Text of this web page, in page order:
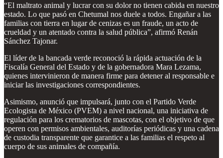
“El maltrato animal y lucrar con su dolor no tienen cabida en nuestro
estado. Lo que pasó en Chetumal nos duele a todos. Engañar a las
familias con tierra en lugar de cenizas es un fraude, un acto de
crueldad y un atentado contra la salud pública”, afirmó Renán
Sánchez Tajonar.
El líder de la bancada verde reconoció la rápida actuación de la
Fiscalía General del Estado y de la gobernadora Mara Lezama,
quienes intervinieron de manera firme para detener al responsable e
iniciar las investigaciones correspondientes.
Asimismo, anunció que impulsará, junto con el Partido Verde
Ecologista de México (PVEM) a nivel nacional, una iniciativa de
regulación para los crematorios de mascotas, con el objetivo de que
operen con permisos ambientales, auditorías periódicas y una cadena
de custodia transparente que garantice a las familias el respeto al
cuerpo de sus animales de compañía.